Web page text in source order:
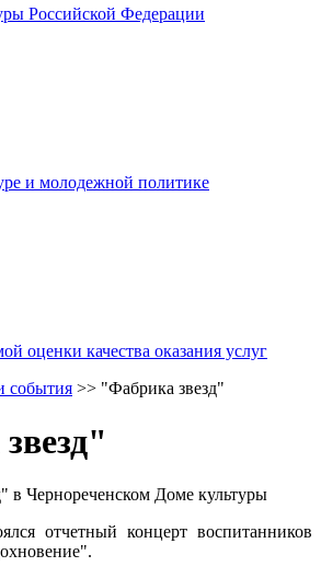
Российской Федерации
и молодежной политике
оценки качества оказания услуг
события >> "Фабрика звезд"
в Чернореченском Доме культуры
отчетный концерт воспитанников